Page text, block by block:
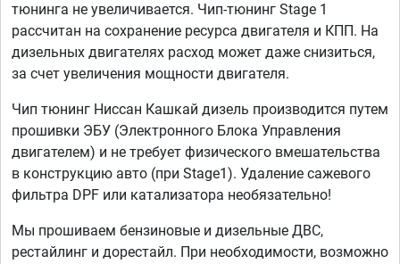
тюнинга не увеличивается. Чип-тюнинг Stage 1
рассчитан на сохранение ресурса двигателя и КПП. На
дизельных двигателях расход может даже снизиться,
за счет увеличения мощности двигателя.
Чип тюнинг Ниссан Кашкай дизель производится путем
прошивки ЭБУ (Электронного Блока Управления
двигателем) и не требует физического вмешательства
в конструкцию авто (при Stage1). Удаление сажевого
фильтра DPF или катализатора необязательно!
Мы прошиваем бензиновые и дизельные ДВС,
рестайлинг и дорестайл. При необходимости, возможно